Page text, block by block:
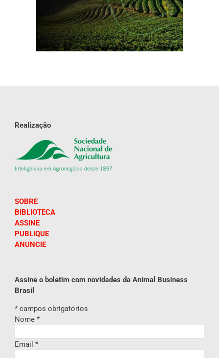
Realização
SOBRE
BIBLIOTECA
ASSINE
PUBLIQUE
ANUNCIE
Assine o boletim com novidades da Animal Business
Brasil
* campos obrigatórios
Nome *
Email *